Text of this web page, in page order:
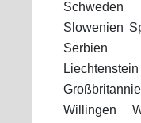
Slowenien
Serbien
Willingen